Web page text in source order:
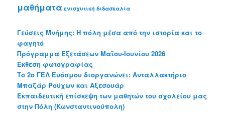
μαθήματα ενισχυτική διδασκαλία
Γεύσεις Μνήμης: Η πόλη μέσα από την ιστορία και το
φαγητό
Πρόγραμμα Εξετάσεων Μαΐου-Ιουνίου 2026
Έκθεση φωτογραφίας
Το 2o ΓΕΛ Ευόσμου διοργανώνει: Ανταλλακτήριο
Μπαζάρ Ρούχων και Αξεσουάρ
Εκπαιδευτική επίσκεψη των μαθητών του σχολείου μας
στην Πόλη (Κωνσταντινούπολη)